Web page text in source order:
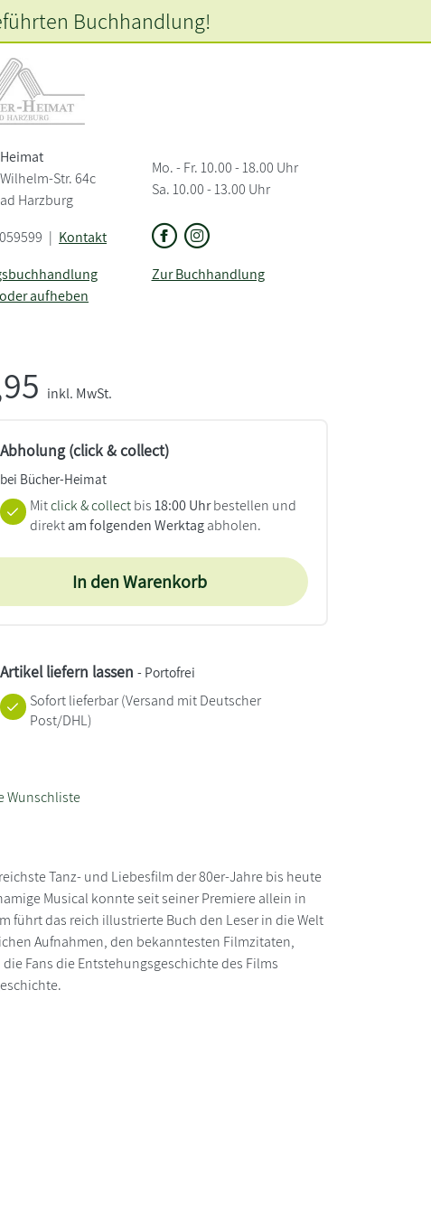
Str. 64c
Harzburg
Mo. - Fr. 10.00 - 18.00 Uhr
Sa. 10.00 - 13.00 Uhr
| Kontakt
aufheben
Zur Buchhandlung
Buchhandlung!
inkl. MwSt.
Abholung (click & collect)
bei Bücher-Heimat
Mitclick & collect bis18:00 Uhrbestellen und
direktam folgenden Werktagabholen.
In den Warenkorb
Artikel liefern lassen - Portofrei
Sofort lieferbar(Versand mit Deutscher
Post/DHL)
Wunschliste
Tanz- und Liebesfilm der 80er-Jahre bis heute
Musical konnte seit seiner Premiere allein in
führt das reich illustrierte Buch den Leser in die Welt
Aufnahmen, den bekanntesten Filmzitaten,
Fans die Entstehungsgeschichte des Films